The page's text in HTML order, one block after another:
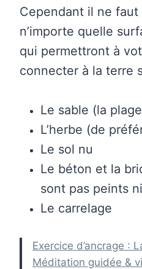
Cependant il ne
n’importe quelle
qui permettront à
connecter à la terre
Le sable (la
L’herbe (de
Le sol nu
Le béton et la
sont pas peints
Le carrelage
Exercice d’ancrage :
Méditation guidée &